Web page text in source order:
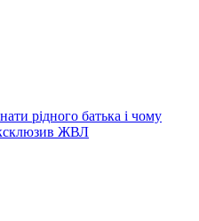
рідного батька і чому
ЖВЛ